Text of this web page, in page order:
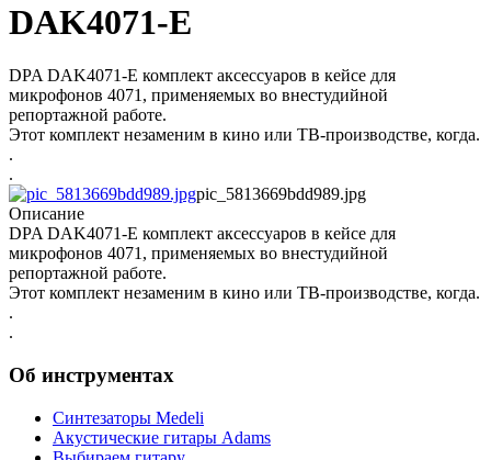
DAK4071-E
DPA DAK4071-E комплект аксессуаров в кейсе для
микрофонов 4071, применяемых во внестудийной
репортажной работе.
Этот комплект незаменим в кино или ТВ-производстве, когда.
.
.
pic_5813669bdd989.jpg
Описание
DPA DAK4071-E комплект аксессуаров в кейсе для
микрофонов 4071, применяемых во внестудийной
репортажной работе.
Этот комплект незаменим в кино или ТВ-производстве, когда.
.
.
Об инструментах
Синтезаторы Мedeli
Акустические гитары Adams